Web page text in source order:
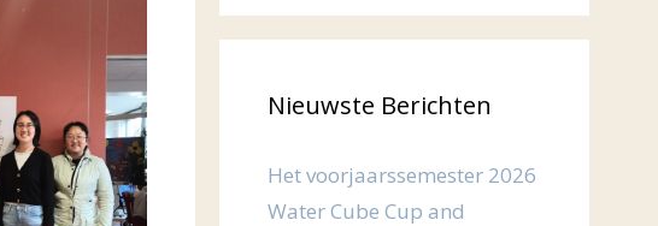
Nieuwste Berichten
Het voorjaarssemester 2026
Water Cube Cup and